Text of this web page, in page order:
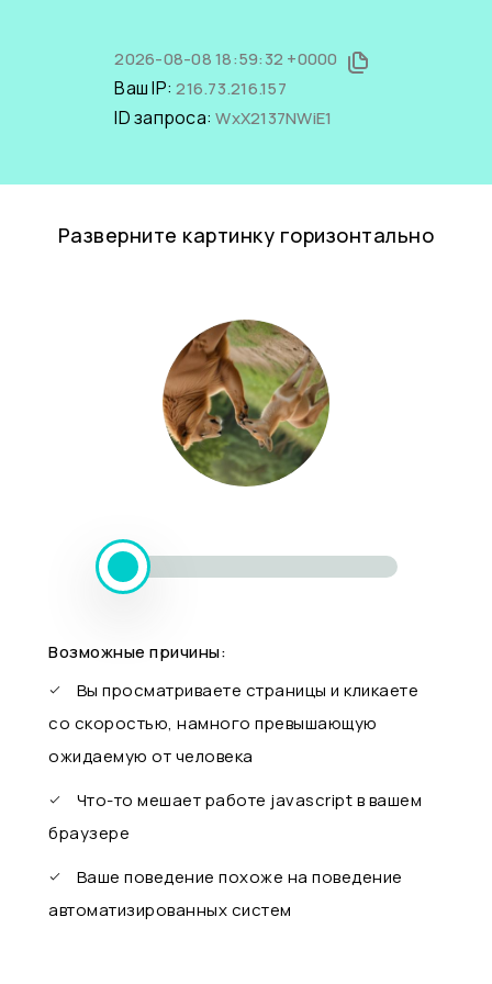
2026-08-08 18:59:32 +0000
Ваш IP:216.73.216.157
ID запроса:WxX2137NWiE1
Разверните картинку горизонтально
Возможные причины:
Вы просматриваете страницы и кликаете
со скоростью, намного превышающую
ожидаемую от человека
Что-то мешает работе javascript в вашем
браузере
Ваше поведение похоже на поведение
автоматизированных систем